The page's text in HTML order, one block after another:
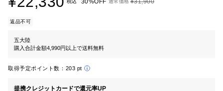
税込 30%OFF 通常価格 ¥31,900
返品不可
五大陸
購入合計金額4,990円以上で送料無料
取得予定ポイント数： 203 pt
提携クレジットカードで還元率UP